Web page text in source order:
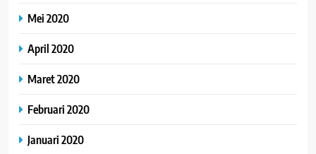
Mei 2020
April 2020
Maret 2020
Februari 2020
Januari 2020